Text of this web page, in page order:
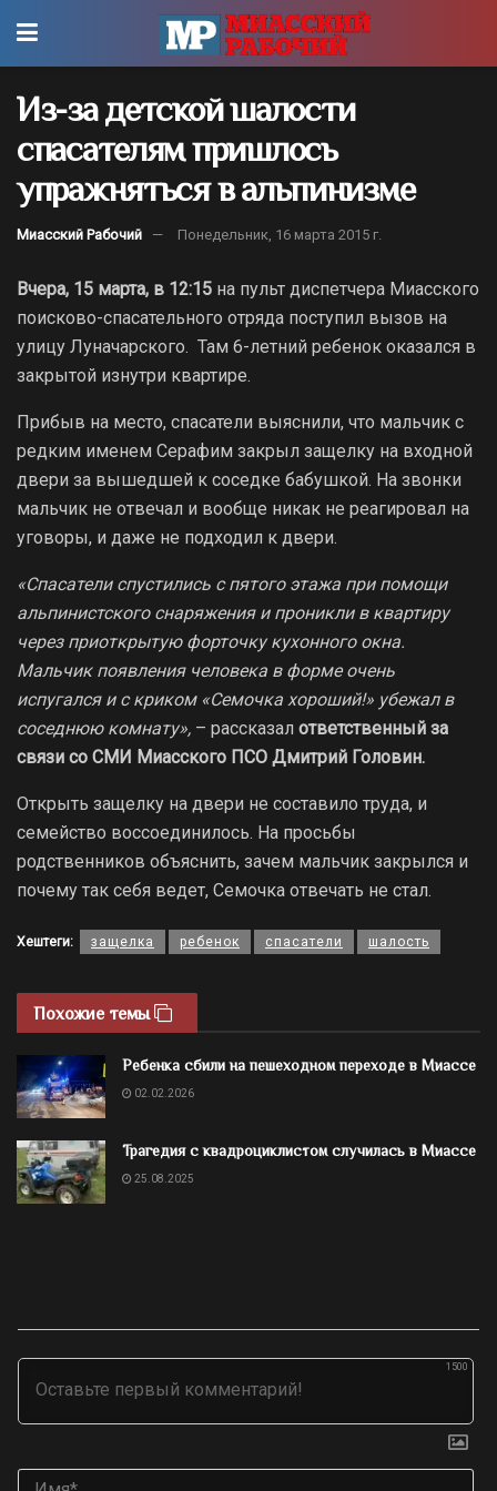
Из-за детской шалости
спасателям пришлось
упражняться в альпинизме
Миасский Рабочий Понедельник, 16 марта 2015 г.
Вчера, 15 марта, в 12:15 на пульт диспетчера Миасского
поисково-спасательного отряда поступил вызов на
улицу Луначарского. Там 6-летний ребенок оказался в
закрытой изнутри квартире.
Прибыв на место, спасатели выяснили, что мальчик с
редким именем Серафим закрыл защелку на входной
двери за вышедшей к соседке бабушкой. На звонки
мальчик не отвечал и вообще никак не реагировал на
уговоры, и даже не подходил к двери.
«Спасатели спустились с пятого этажа при помощи
альпинистского снаряжения и проникли в квартиру
через приоткрытую форточку кухонного окна.
Мальчик появления человека в форме очень
испугался и с криком «Семочка хороший!» убежал в
соседнюю комнату», – рассказал ответственный за
связи со СМИ Миасского ПСО Дмитрий Головин.
Открыть защелку на двери не составило труда, и
семейство воссоединилось. На просьбы
родственников объяснить, зачем мальчик закрылся и
почему так себя ведет, Семочка отвечать не стал.
Хештеги: защелка ребенок спасатели шалость
Похожие темы
Ребенка сбили на пешеходном переходе в Миассе
02.02.2026
Трагедия с квадроциклистом случилась в Миассе
25.08.2025
1500